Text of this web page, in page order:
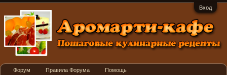
Вход
Форум Правила Форума Помощь